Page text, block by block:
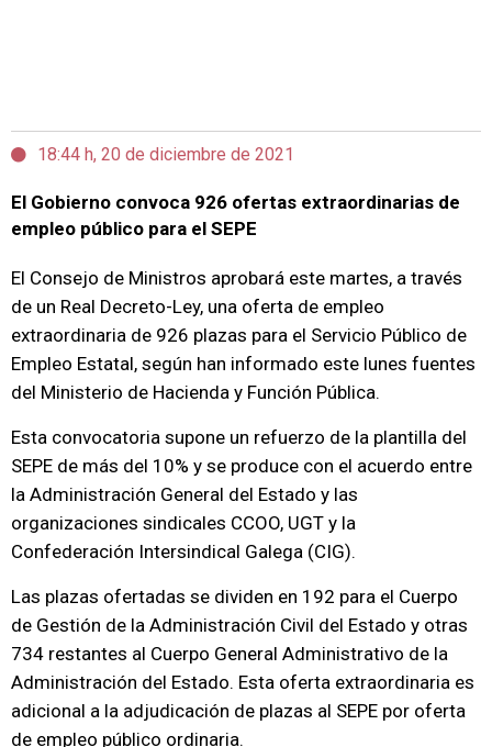
18:44 h, 20 de diciembre de 2021
El Gobierno convoca 926 ofertas extraordinarias de
empleo público para el SEPE
El Consejo de Ministros aprobará este martes, a través
de un Real Decreto-Ley, una oferta de empleo
extraordinaria de 926 plazas para el Servicio Público de
Empleo Estatal, según han informado este lunes fuentes
del Ministerio de Hacienda y Función Pública.
Esta convocatoria supone un refuerzo de la plantilla del
SEPE de más del 10% y se produce con el acuerdo entre
la Administración General del Estado y las
organizaciones sindicales CCOO, UGT y la
Confederación Intersindical Galega (CIG).
Las plazas ofertadas se dividen en 192 para el Cuerpo
de Gestión de la Administración Civil del Estado y otras
734 restantes al Cuerpo General Administrativo de la
Administración del Estado. Esta oferta extraordinaria es
adicional a la adjudicación de plazas al SEPE por oferta
de empleo público ordinaria.